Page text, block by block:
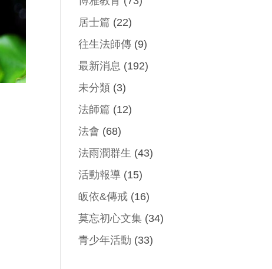
居士篇 (22)
往生法師傳 (9)
最新消息 (192)
未分類 (3)
法師篇 (12)
法會 (68)
法雨潤群生 (43)
活動報導 (15)
皈依&傳戒 (16)
莫忘初心文集 (34)
青少年活動 (33)